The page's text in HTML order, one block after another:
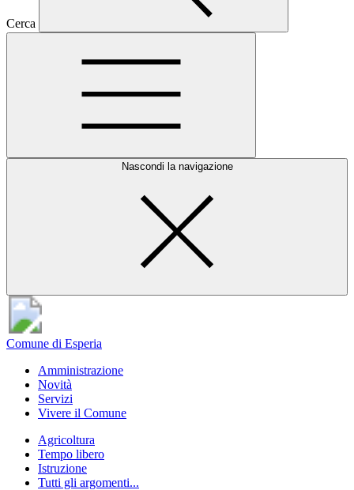
Cerca
Nascondi la navigazione
Comune di Esperia
Amministrazione
Novità
Servizi
Vivere il Comune
Agricoltura
Tempo libero
Istruzione
Tutti gli argomenti...